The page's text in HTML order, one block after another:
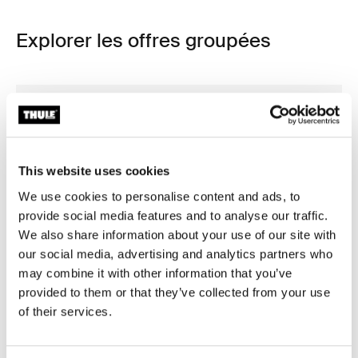
This website uses cookies
We use cookies to personalise content and ads, to
provide social media features and to analyse our traffic.
We also share information about your use of our site with
our social media, advertising and analytics partners who
may combine it with other information that you’ve
provided to them or that they’ve collected from your use
of their services.
Explorer les offres groupées